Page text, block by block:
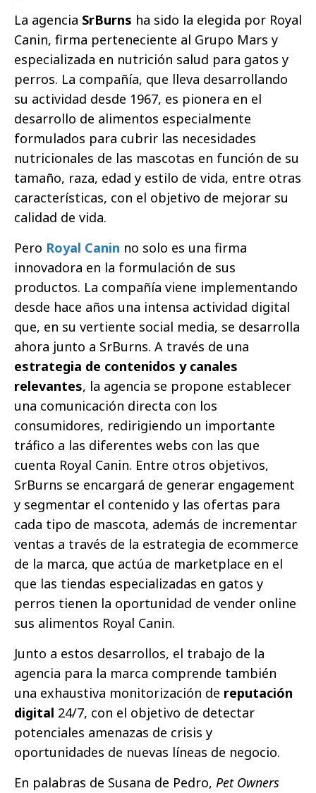
La agencia SrBurns ha sido la elegida por Royal
Canin, firma perteneciente al Grupo Mars y
especializada en nutrición salud para gatos y
perros. La compañía, que lleva desarrollando
su actividad desde 1967, es pionera en el
desarrollo de alimentos especialmente
formulados para cubrir las necesidades
nutricionales de las mascotas en función de su
tamaño, raza, edad y estilo de vida, entre otras
características, con el objetivo de mejorar su
calidad de vida.
Pero Royal Canin no solo es una firma
innovadora en la formulación de sus
productos. La compañía viene implementando
desde hace años una intensa actividad digital
que, en su vertiente social media, se desarrolla
ahora junto a SrBurns. A través de una
estrategia de contenidos y canales
relevantes, la agencia se propone establecer
una comunicación directa con los
consumidores, redirigiendo un importante
tráfico a las diferentes webs con las que
cuenta Royal Canin. Entre otros objetivos,
SrBurns se encargará de generar engagement
y segmentar el contenido y las ofertas para
cada tipo de mascota, además de incrementar
ventas a través de la estrategia de ecommerce
de la marca, que actúa de marketplace en el
que las tiendas especializadas en gatos y
perros tienen la oportunidad de vender online
sus alimentos Royal Canin.
Junto a estos desarrollos, el trabajo de la
agencia para la marca comprende también
una exhaustiva monitorización de reputación
digital 24/7, con el objetivo de detectar
potenciales amenazas de crisis y
oportunidades de nuevas líneas de negocio.
En palabras de Susana de Pedro, Pet Owners